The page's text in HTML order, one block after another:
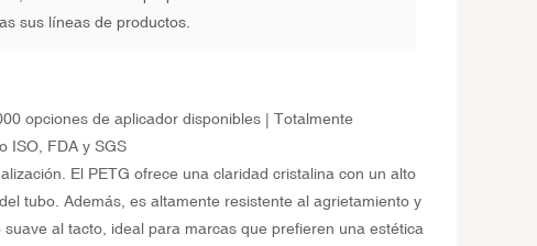
sus líneas de productos.
opciones de aplicador disponibles | Totalmente
ISO, FDA y SGS
El PETG ofrece una claridad cristalina con un alto
tubo. Además, es altamente resistente al agrietamiento y
al tacto, ideal para marcas que prefieren una estética